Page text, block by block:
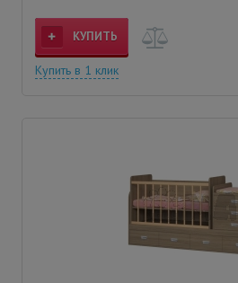
КУПИТЬ
Купить в 1 клик